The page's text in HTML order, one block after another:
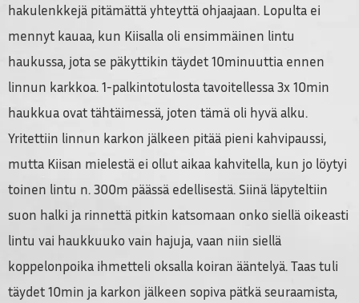
hakulenkkejä pitämättä yhteyttä ohjaajaan. Lopulta ei
mennyt kauaa, kun Kiisalla oli ensimmäinen lintu
haukussa, jota se päkyttikin täydet 10minuuttia ennen
linnun karkkoa. 1-palkintotulosta tavoitellessa 3x 10min
haukkua ovat tähtäimessä, joten tämä oli hyvä alku.
Yritettiin linnun karkon jälkeen pitää pieni kahvipaussi,
mutta Kiisan mielestä ei ollut aikaa kahvitella, kun jo löytyi
toinen lintu n. 300m päässä edellisestä. Siinä läpyteltiin
suon halki ja rinnettä pitkin katsomaan onko siellä oikeasti
lintu vai haukkuuko vain hajuja, vaan niin siellä
koppelonpoika ihmetteli oksalla koiran ääntelyä. Taas tuli
täydet 10min ja karkon jälkeen sopiva pätkä seuraamista,